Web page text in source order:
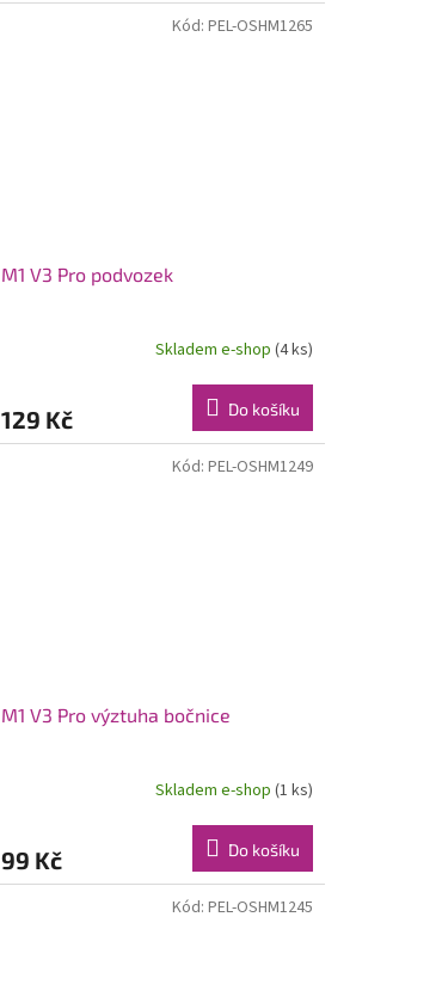
M1 V3 Pro podvozek
Skladem e-shop (4 ks)
129 Kč Do košíku
Kód: PEL-OSHM1265
M1 V3 Pro výztuha bočnice
Skladem e-shop (1 ks)
99 Kč Do košíku
Kód: PEL-OSHM1249
Kód: PEL-OSHM1245